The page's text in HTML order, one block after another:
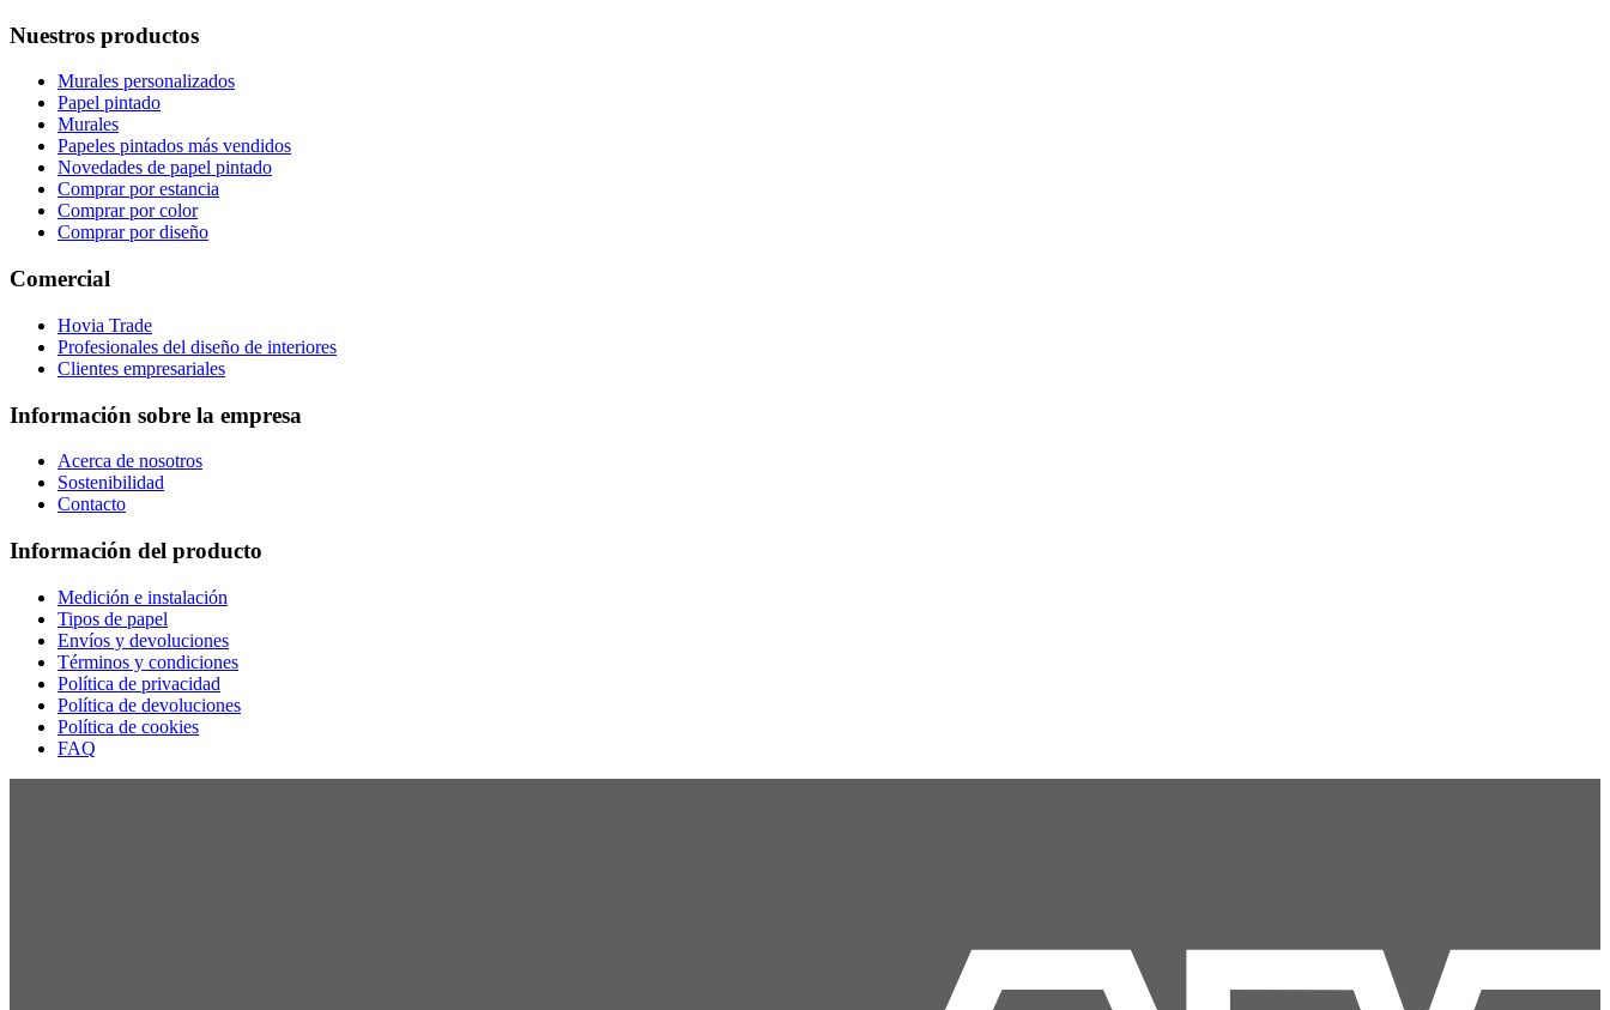
Nuestros productos
Murales personalizados
Papel pintado
Murales
Papeles pintados más vendidos
Novedades de papel pintado
Comprar por estancia
Comprar por color
Comprar por diseño
Comercial
Hovia Trade
Profesionales del diseño de interiores
Clientes empresariales
Información sobre la empresa
Acerca de nosotros
Sostenibilidad
Contacto
Información del producto
Medición e instalación
Tipos de papel
Envíos y devoluciones
Términos y condiciones
Política de privacidad
Política de devoluciones
Política de cookies
FAQ